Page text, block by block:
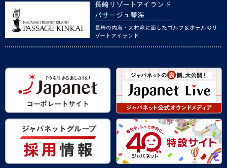
長崎リゾートアイランド
パサージュ琴海
長崎の内海・大村湾に面したゴルフ＆ホテルのリ
ゾートアイランド